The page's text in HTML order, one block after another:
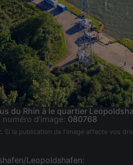
du Rhin à le quartier
numéro d'image: 080768
Si la publication de l'image affecte vos
Leopoldshafen: